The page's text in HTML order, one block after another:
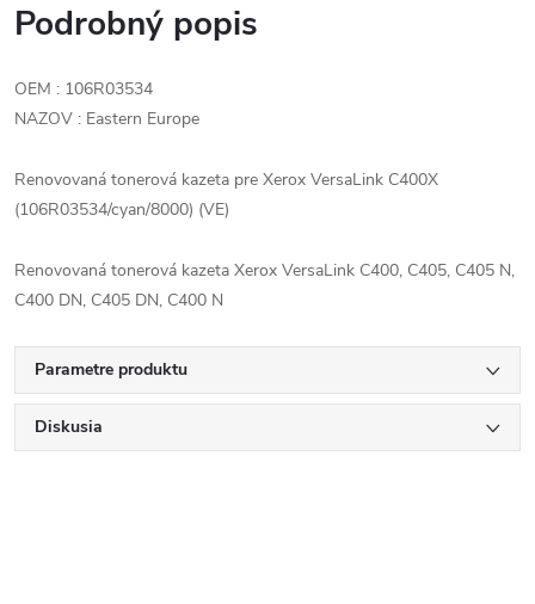
Podrobný popis
OEM : 106R03534
NAZOV : Eastern Europe
Renovovaná tonerová kazeta pre Xerox VersaLink C400X
(106R03534/cyan/8000) (VE)
Renovovaná tonerová kazeta Xerox VersaLink C400, C405, C405 N,
C400 DN, C405 DN, C400 N
Parametre produktu
Diskusia